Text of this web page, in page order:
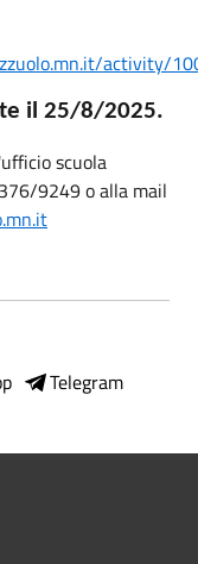
activity/
il 25/8/2025.
scuola
9249 o alla mail
Telegram